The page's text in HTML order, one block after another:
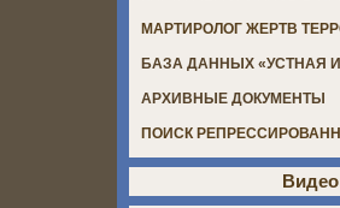
МАРТИРОЛОГ ЖЕРТВ
БАЗА ДАННЫХ «УСТНАЯ
АРХИВНЫЕ ДОКУМЕНТЫ
ПОИСК
Видео